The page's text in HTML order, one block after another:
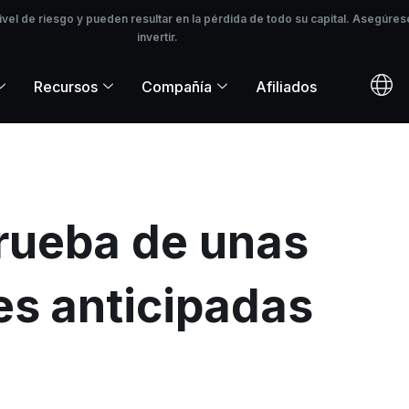
de riesgo y pueden resultar en la pérdida de todo su capital.
invertir.
riesgo y pueden resultar en la pérdida de todo su capital. Asegúrese
Recursos Compañía Afiliados
de unas
anticipadas